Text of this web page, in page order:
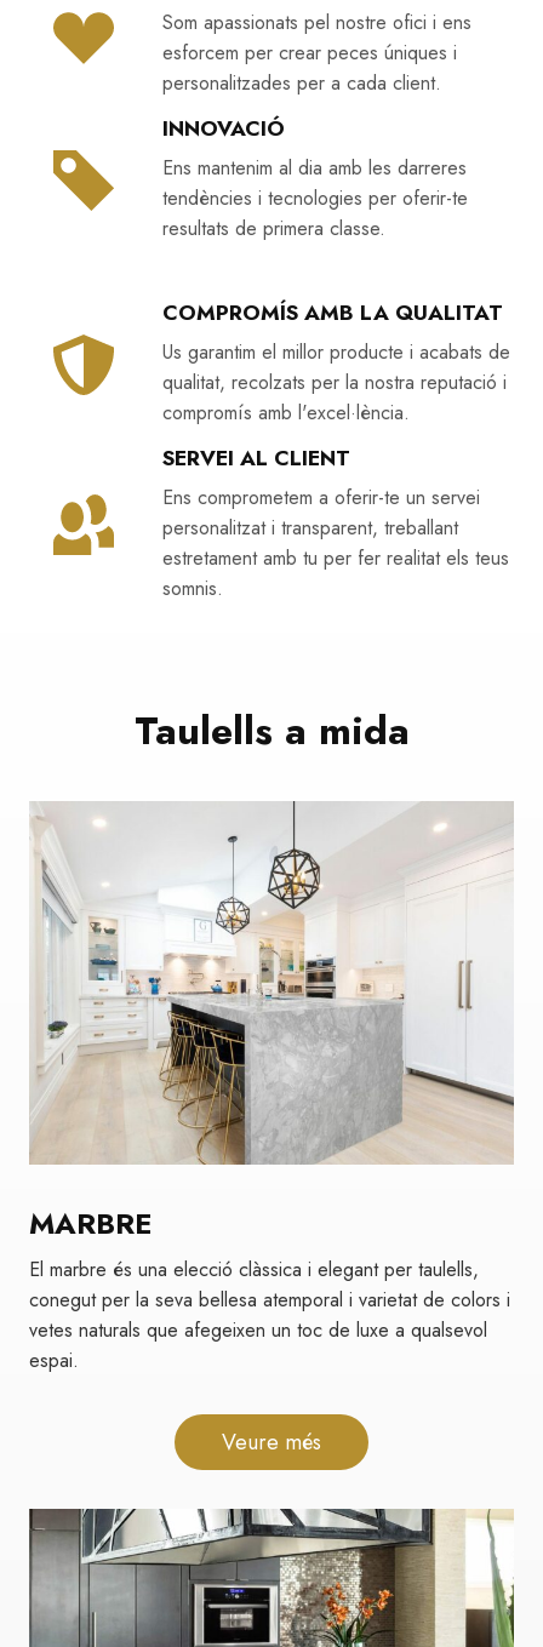
Som apassionats pel nostre ofici i ens
esforcem per crear peces úniques i
personalitzades per a cada client.
INNOVACIÓ
Ens mantenim al dia amb les darreres
tendències i tecnologies per oferir-te
resultats de primera classe.
COMPROMÍS AMB LA QUALITAT
Us garantim el millor producte i acabats de
qualitat, recolzats per la nostra reputació i
compromís amb l'excel·lència.
SERVEI AL CLIENT
Ens comprometem a oferir-te un servei
personalitzat i transparent, treballant
estretament amb tu per fer realitat els teus
somnis.
Taulells a mida
MARBRE
El marbre és una elecció clàssica i elegant per taulells,
conegut per la seva bellesa atemporal i varietat de colors i
vetes naturals que afegeixen un toc de luxe a qualsevol
espai.
Veure més